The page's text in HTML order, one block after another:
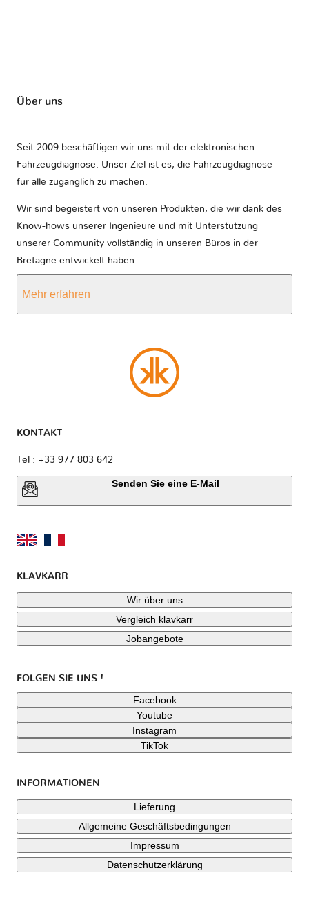
Über uns
Seit 2009 beschäftigen wir uns mit der elektronischen
Fahrzeugdiagnose. Unser Ziel ist es, die Fahrzeugdiagnose
für alle zugänglich zu machen.
Wir sind begeistert von unseren Produkten, die wir dank des
Know-hows unserer Ingenieure und mit Unterstützung
unserer Community vollständig in unseren Büros in der
Bretagne entwickelt haben.
Mehr erfahren
KONTAKT
Tel : +33 977 803 642
Senden Sie eine E-Mail
KLAVKARR
Wir über uns
Vergleich klavkarr
Jobangebote
FOLGEN SIE UNS !
Facebook
Youtube
Instagram
TikTok
INFORMATIONEN
Lieferung
Allgemeine Geschäftsbedingungen
Impressum
Datenschutzerklärung